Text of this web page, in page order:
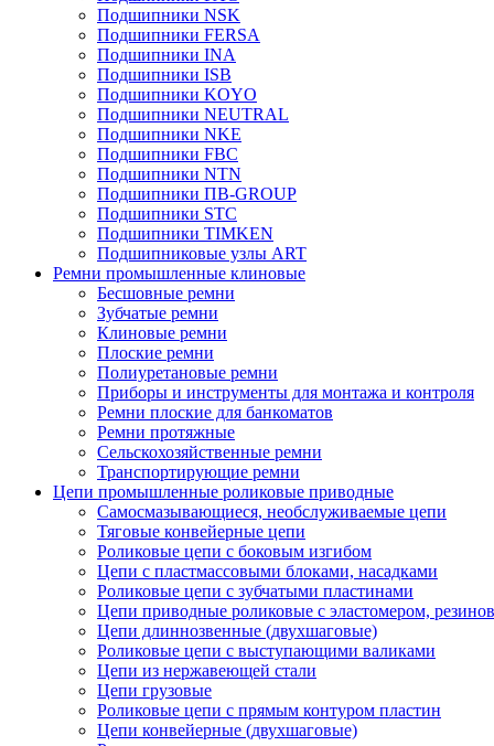
Подшипники NSK
Подшипники FERSA
Подшипники INA
Подшипники ISB
Подшипники KOYO
Подшипники NEUTRAL
Подшипники NKE
Подшипники FBC
Подшипники NTN
Подшипники ПВ-GROUP
Подшипники STC
Подшипники TIMKEN
Подшипниковые узлы ART
Ремни промышленные клиновые
Бесшовные ремни
Зубчатые ремни
Клиновые ремни
Плоские ремни
Полиуретановые ремни
Приборы и инструменты для монтажа и контроля
Ремни плоские для банкоматов
Ремни протяжные
Сельскохозяйственные ремни
Транспортирующие ремни
Цепи промышленные роликовые приводные
Самосмазывающиеся, необслуживаемые цепи
Тяговые конвейерные цепи
Роликовые цепи с боковым изгибом
Цепи с пластмассовыми блоками, насадками
Роликовые цепи с зубчатыми пластинами
Цепи приводные роликовые с эластомером,
Цепи длиннозвенные (двухшаговые)
Роликовые цепи с выступающими валиками
Цепи из нержавеющей стали
Цепи грузовые
Роликовые цепи с прямым контуром пластин
Цепи конвейерные (двухшаговые)